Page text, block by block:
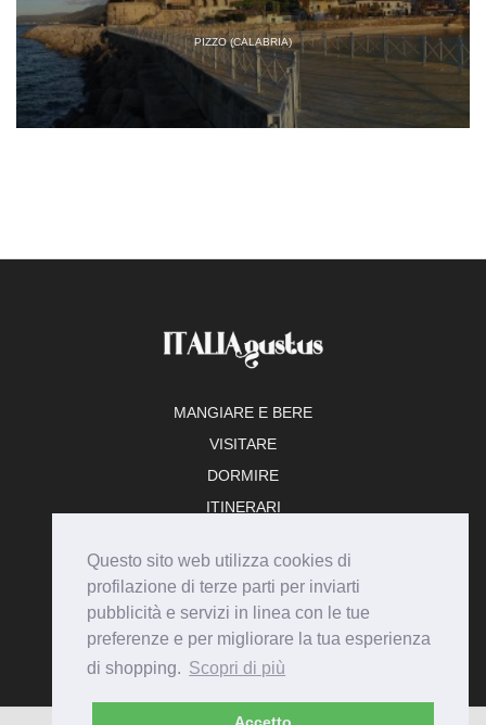
Questo sito web utilizza cookies di
profilazione di terze parti per inviarti
pubblicità e servizi in linea con le tue
preferenze e per migliorare la tua esperienza
di shopping. Scopri di più
PIZZO (CALABRIA)
MANGIARE E BERE
VISITARE
DORMIRE
ITINERARI
ADERISCI